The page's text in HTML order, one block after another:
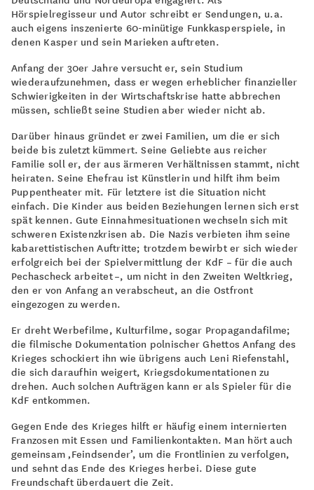
Hörspielregisseur und Autor schreibt er Sendungen, u.a.
auch eigens inszenierte 60-minütige Funkkasperspiele, in
denen Kasper und sein Marieken auftreten.
Anfang der 30er Jahre versucht er, sein Studium
wiederaufzunehmen, dass er wegen erheblicher finanzieller
Schwierigkeiten in der Wirtschaftskrise hatte abbrechen
müssen, schließt seine Studien aber wieder nicht ab.
Darüber hinaus gründet er zwei Familien, um die er sich
beide bis zuletzt kümmert. Seine Geliebte aus reicher
Familie soll er, der aus ärmeren Verhältnissen stammt, nicht
heiraten. Seine Ehefrau ist Künstlerin und hilft ihm beim
Puppentheater mit. Für letztere ist die Situation nicht
einfach. Die Kinder aus beiden Beziehungen lernen sich erst
spät kennen. Gute Einnahmesituationen wechseln sich mit
schweren Existenzkrisen ab. Die Nazis verbieten ihm seine
kabarettistischen Auftritte; trotzdem bewirbt er sich wieder
erfolgreich bei der Spielvermittlung der KdF – für die auch
Pechascheck arbeitet –, um nicht in den Zweiten Weltkrieg,
den er von Anfang an verabscheut, an die Ostfront
eingezogen zu werden.
Er dreht Werbefilme, Kulturfilme, sogar Propagandafilme;
die filmische Dokumentation polnischer Ghettos Anfang des
Krieges schockiert ihn wie übrigens auch Leni Riefenstahl,
die sich daraufhin weigert, Kriegsdokumentationen zu
drehen. Auch solchen Aufträgen kann er als Spieler für die
KdF entkommen.
Gegen Ende des Krieges hilft er häufig einem internierten
Franzosen mit Essen und Familienkontakten. Man hört auch
gemeinsam ‚Feindsender’, um die Frontlinien zu verfolgen,
und sehnt das Ende des Krieges herbei. Diese gute
Freundschaft überdauert die Zeit.